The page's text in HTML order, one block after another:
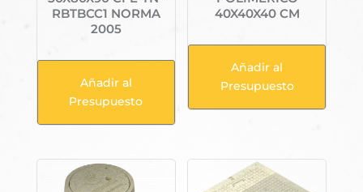
RBTBCC1 NORMA
2005
Añadir al
Presupuesto
40X40X40 CM
Añadir al
Presupuesto